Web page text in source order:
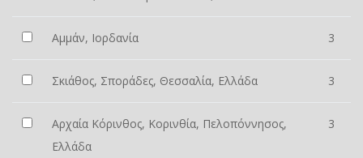
Αμμάν, Ιορδανία 3
Σκιάθος, Σποράδες, Θεσσαλία, Ελλάδα 3
Αρχαία Κόρινθος, Κορινθία, Πελοπόννησος,
Ελλάδα
3